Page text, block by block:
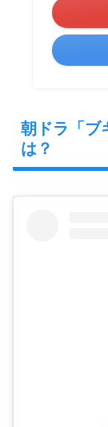
朝ドラ「ブ
は？